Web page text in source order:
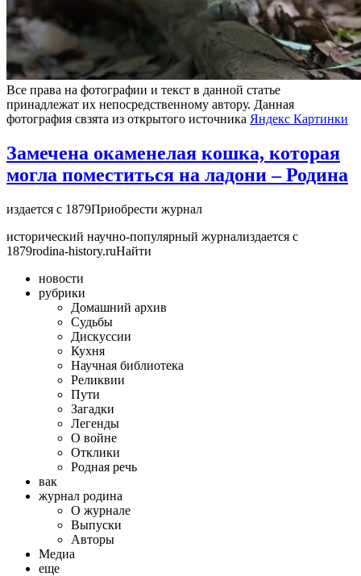
Все права на фотографии и текст в данной статье
принадлежат их непосредственному автору. Данная
фотография свзята из открытого источника Яндекс Картинки
Замечена окаменелая кошка, которая
могла поместиться на ладони – Родина
издается с 1879Приобрести журнал
исторический научно-популярный журнализдается с
1879rodina-history.ruНайти
новости
рубрики
Домашний архив
Cудьбы
Дискуссии
Кухня
Научная библиотека
Реликвии
Пути
Загадки
Легенды
О войне
Отклики
Родная речь
вак
журнал родина
О журнале
Выпуски
Авторы
Mедиа
еще